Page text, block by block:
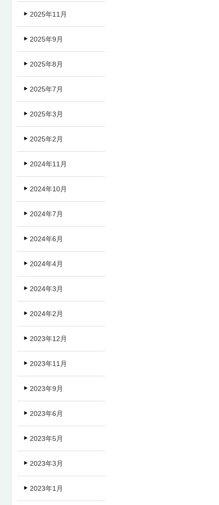
2025年11月
2025年9月
2025年8月
2025年7月
2025年3月
2025年2月
2024年11月
2024年10月
2024年7月
2024年6月
2024年4月
2024年3月
2024年2月
2023年12月
2023年11月
2023年9月
2023年6月
2023年5月
2023年3月
2023年1月